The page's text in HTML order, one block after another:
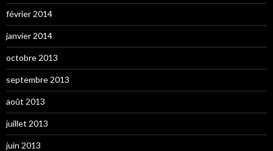
février 2014
janvier 2014
octobre 2013
septembre 2013
août 2013
juillet 2013
juin 2013